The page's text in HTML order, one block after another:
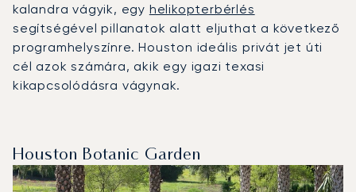
kalandra vágyik, egy helikopterbérlés
segítségével pillanatok alatt eljuthat a következő
programhelyszínre. Houston ideális privát jet úti
cél azok számára, akik egy igazi texasi
kikapcsolódásra vágynak.
Houston Botanic Garden